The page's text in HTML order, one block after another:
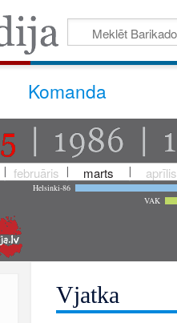
Komanda
februāris marts aprīlis
Helsinki-86
VAK
Vjatka